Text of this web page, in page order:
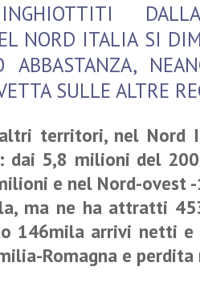
DALLA
NORD ITALIA SI
ABBASTANZA,
SULLE ALTRE
territori, nel Nord
dai 5,8 milioni del
e nel Nord-ovest
ma ne ha attratti
146mila arrivi netti
Romagna e